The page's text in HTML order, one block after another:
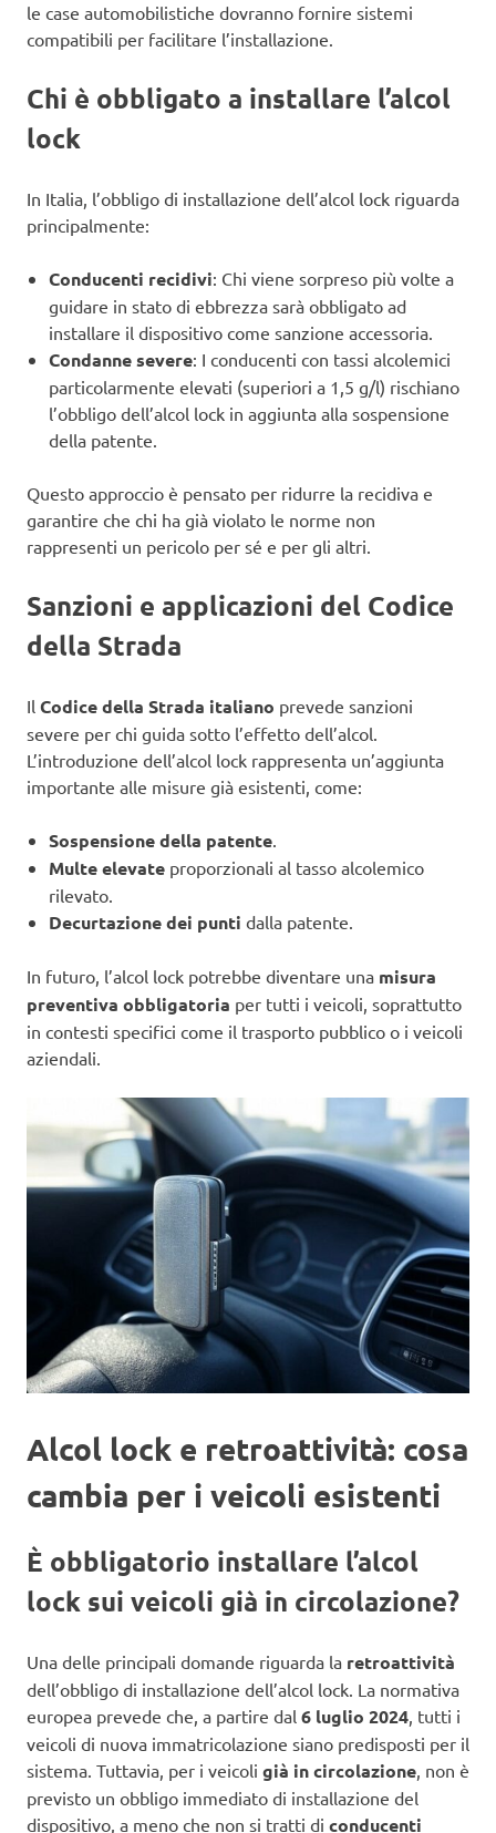
le case automobilistiche dovranno fornire sistemi
compatibili per facilitare l’installazione.
Chi è obbligato a installare l’alcol
lock
In Italia, l’obbligo di installazione dell’alcol lock riguarda
principalmente:
Conducenti recidivi: Chi viene sorpreso più volte a
guidare in stato di ebbrezza sarà obbligato ad
installare il dispositivo come sanzione accessoria.
Condanne severe: I conducenti con tassi alcolemici
particolarmente elevati (superiori a 1,5 g/l) rischiano
l’obbligo dell’alcol lock in aggiunta alla sospensione
della patente.
Questo approccio è pensato per ridurre la recidiva e
garantire che chi ha già violato le norme non
rappresenti un pericolo per sé e per gli altri.
Sanzioni e applicazioni del Codice
della Strada
Il Codice della Strada italiano prevede sanzioni
severe per chi guida sotto l’effetto dell’alcol.
L’introduzione dell’alcol lock rappresenta un’aggiunta
importante alle misure già esistenti, come:
Sospensione della patente.
Multe elevate proporzionali al tasso alcolemico
rilevato.
Decurtazione dei punti dalla patente.
In futuro, l’alcol lock potrebbe diventare una misura
preventiva obbligatoria per tutti i veicoli, soprattutto
in contesti specifici come il trasporto pubblico o i veicoli
aziendali.
Alcol lock e retroattività: cosa
cambia per i veicoli esistenti
È obbligatorio installare l’alcol
lock sui veicoli già in circolazione?
Una delle principali domande riguarda la retroattività
dell’obbligo di installazione dell’alcol lock. La normativa
europea prevede che, a partire dal 6 luglio 2024, tutti i
veicoli di nuova immatricolazione siano predisposti per il
sistema. Tuttavia, per i veicoli già in circolazione, non è
previsto un obbligo immediato di installazione del
dispositivo, a meno che non si tratti di conducenti